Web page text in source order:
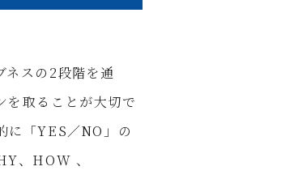
ネスの2段階を通
を取ることが大切で
に「YES／NO」の
、HOW 、